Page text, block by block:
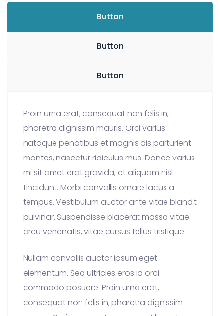
Button
Button
Button
Proin urna erat, consequat non felis in,
pharetra dignissim mauris. Orci varius
natoque penatibus et magnis dis parturient
montes, nascetur ridiculus mus. Donec varius
mi sit amet erat gravida, et aliquam nisl
tincidunt. Morbi convallis ornare lacus a
tempus. Vestibulum auctor ante vitae blandit
pulvinar. Suspendisse placerat massa vitae
arcu venenatis, vitae cursus tellus tristique.
Nullam convallis auctor ipsum eget
elementum. Sed ultricies eros id orci
commodo posuere. Proin urna erat,
consequat non felis in, pharetra dignissim